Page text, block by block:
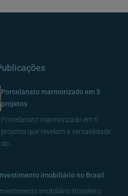
Porcelanato marmorizado em 5
projetos
Porcelanato marmorizado em 5
projetos que revelam a versatilidade
do…
imobiliário no Brasil
imobiliário brasileiro,